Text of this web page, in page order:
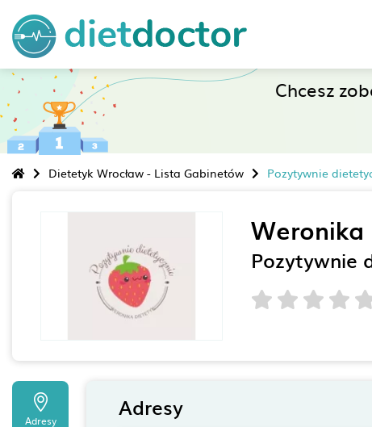
Chcesz
Dietetyk Wrocław - Lista Gabinetów Pozytywnie
Weronika
Pozytywnie
Adresy Adresy